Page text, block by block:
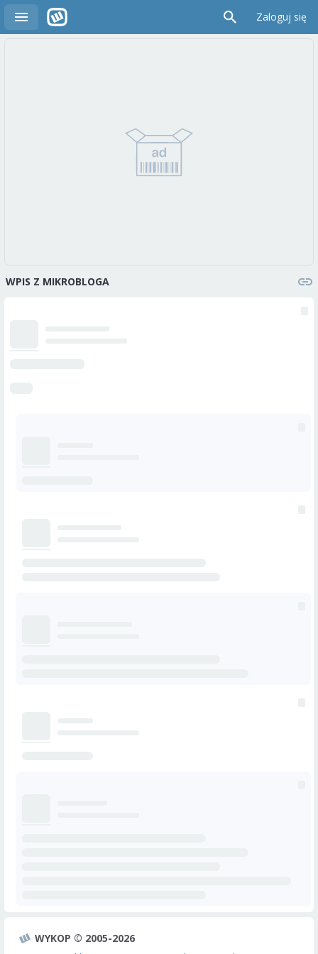
Zaloguj się
WPIS Z MIKROBLOGA
WYKOP © 2005-2026